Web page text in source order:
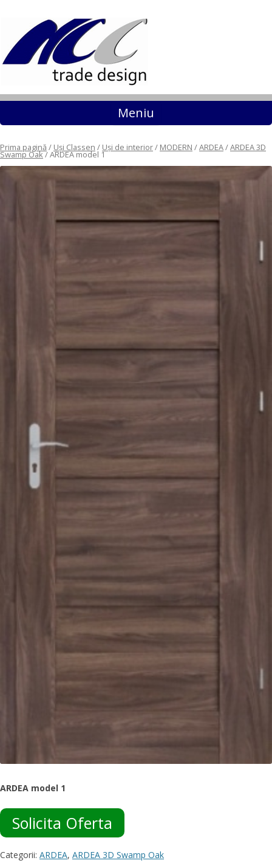
Meniu Sari la conținut
Prima pagină / Uși Classen / Uși de interior/ MODERN /ARDEA/ARDEA 3D
Swamp Oak/ ARDEA model 1
ARDEA model 1
Solicita Oferta
Categorii: ARDEA, ARDEA 3D Swamp Oak